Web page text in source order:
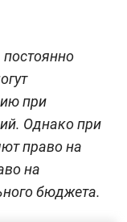
при
Однако при
право на
на
бюджета.